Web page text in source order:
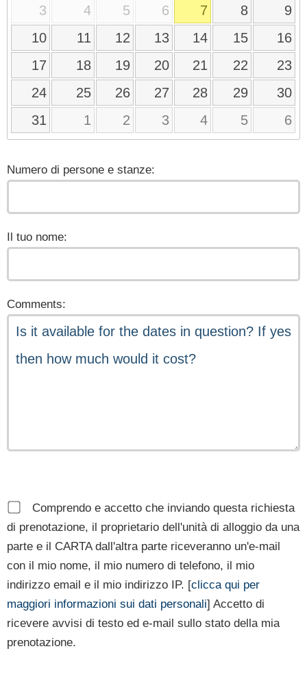
3
4 5 6 7 8
9
10
11 12 13 14 15
16
17
18 19 20 21 22
23
24
25 26 27 28 29
30
31
1 2 3 4 5 6
Numero di persone e stanze:
Il tuo nome:
Comments:
Comprendo e accetto che inviando questa richiesta
di prenotazione, il proprietario dell'unità di alloggio da una
parte e il CARTA dall'altra parte riceveranno un'e-mail
con il mio nome, il mio numero di telefono, il mio
indirizzo email e il mio indirizzo IP. [clicca qui per
maggiori informazioni sui dati personali] Accetto di
ricevere avvisi di testo ed e-mail sullo stato della mia
prenotazione.